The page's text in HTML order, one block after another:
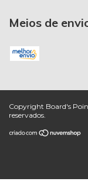
Meios de
Copyright Board's
reservados.